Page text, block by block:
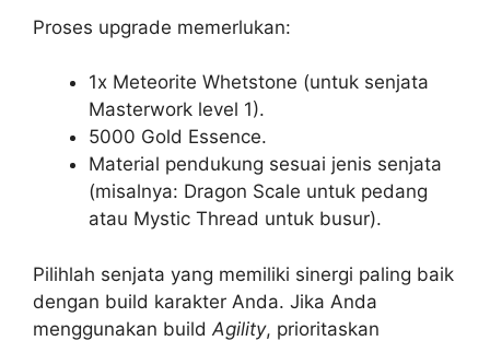
Proses upgrade memerlukan:
1x Meteorite Whetstone (untuk senjata
Masterwork level 1).
5000 Gold Essence.
Material pendukung sesuai jenis senjata
(misalnya: Dragon Scale untuk pedang
atau Mystic Thread untuk busur).
Pilihlah senjata yang memiliki sinergi paling baik
dengan build karakter Anda. Jika Anda
menggunakan build Agility, prioritaskan